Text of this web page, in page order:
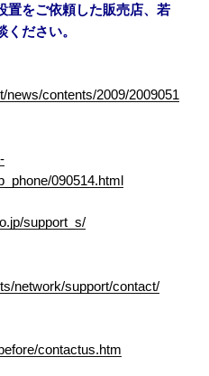
置をご依頼した販売店、若
ださい。
news/contents/2009/2009051
090514.html
support_s/
network/support/contact/
contactus.htm